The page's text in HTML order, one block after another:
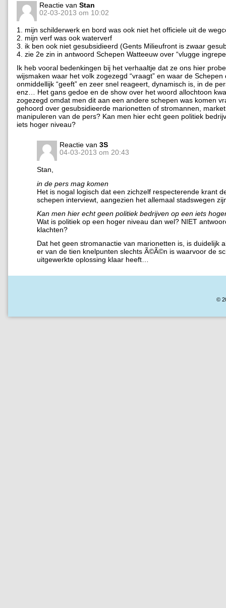
Reactie van Stan
02-03-2013 om 10:02
1. mijn schilderwerk en bord was ook niet het officiele uit de
2. mijn verf was ook waterverf
3. ik ben ook niet gesubsidieerd (Gents Milieufront is zwaar
4. zie 2e zin in antwoord Schepen Watteeuw over “vlugge
Ik heb vooral bedenkingen bij het verhaaltje dat ze ons hier
wijsmaken waar het volk zogezegd “vraagt” en waar de Schepen
onmiddellijk “geeft” en zeer snel reageert, dynamisch is, in de
enz… Het gans gedoe en de show over het woord allochtoon
zogezegd omdat men dit aan een andere schepen was komen
gehoord over gesubsidieerde marionetten of stromannen,
manipuleren van de pers? Kan men hier echt geen politiek
iets hoger niveau?
Reactie van 3S
04-03-2013 om 20:43
Stan,
in de pers mag komen
Het is nogal logisch dat een zichzelf respecterende krant
schepen interviewt, aangezien het allemaal stadswegen
Kan men hier echt geen politiek bedrijven op een iets
Wat is politiek op een hoger niveau dan wel? NIET
klachten?
Dat het geen stromanactie van marionetten is, is duidelijk
er van de tien knelpunten slechts Ã©Ã©n is waarvoor de
uitgewerkte oplossing klaar heeft…
©